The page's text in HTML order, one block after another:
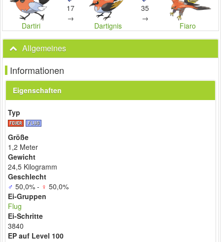
Dartiri
17
→
Dartignis
35
→
Fiaro
Allgemeines
Informationen
Eigenschaften
Typ
Größe
1,2 Meter
Gewicht
24,5 Kilogramm
Geschlecht
♂ 50,0% - ♀ 50,0%
Ei-Gruppen
Flug
Ei-Schritte
3840
EP auf Level 100